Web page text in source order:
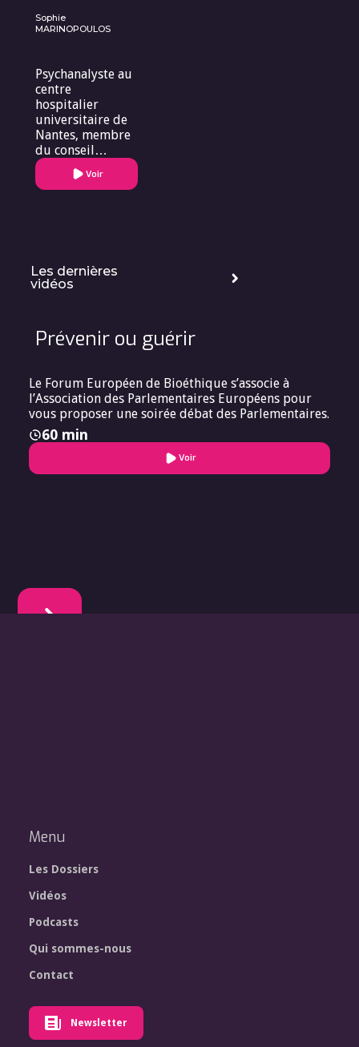
Sophie
MARINOPOULOS
Psychanalyste au
centre
hospitalier
universitaire de
Nantes, membre
du conseil
scientifique du
Forum Européen
Voir
Les dernières
vidéos
Prévenir ou guérir
Le Forum Européen de Bioéthique s’associe à
l’Association des Parlementaires Européens pour
vous proposer une soirée débat des Parlementaires.
60 min
Voir
Menu
Les Dossiers
Vidéos
Podcasts
Qui sommes-nous
Contact
Newsletter